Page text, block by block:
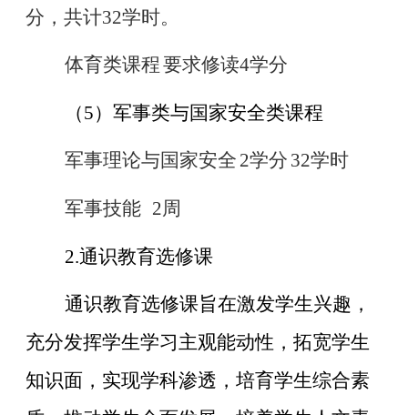
分，共计32学时。
体育类课程要求修读4学分
（5）军事类与国家安全类课程
军事理论与国家安全 2学分 32学时
军事技能 2周
2.通识教育选修课
通识教育选修课旨在激发学生兴趣，
充分发挥学生学习主观能动性，拓宽学生
知识面，实现学科渗透，培育学生综合素